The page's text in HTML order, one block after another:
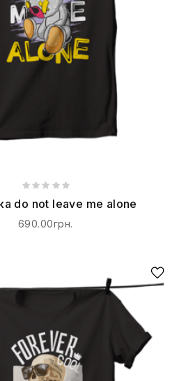
do not leave me alone
690.00грн.